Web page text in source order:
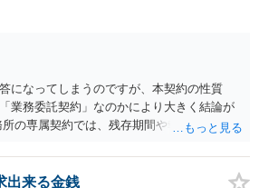
題もあるかもしれません。 ある程度労働
必要な事案ですので、一度、お近くの弁護
になってしまうのですが、本契約の性質
業務委託契約」なのかにより大きく結論が
の専属契約では、残存期間や報酬額、投下
当然に適法という意味ではなく、実際の損
重要です。 ・違約金に上限がなくても、常
出来る金銭